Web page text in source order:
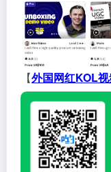
【外国网红KOL